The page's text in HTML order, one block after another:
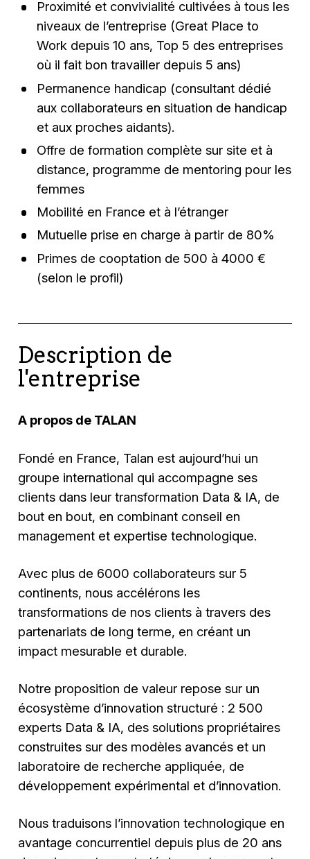
Proximité et convivialité cultivées à tous les
niveaux de l’entreprise (Great Place to
Work depuis 10 ans, Top 5 des entreprises
où il fait bon travailler depuis 5 ans)
Permanence handicap (consultant dédié
aux collaborateurs en situation de handicap
et aux proches aidants).
Offre de formation complète sur site et à
distance, programme de mentoring pour les
femmes
Mobilité en France et à l’étranger
Mutuelle prise en charge à partir de 80%
Primes de cooptation de 500 à 4000 €
(selon le profil)
Description de
l'entreprise
A propos de TALAN
Fondé en France, Talan est aujourd’hui un
groupe international qui accompagne ses
clients dans leur transformation Data & IA, de
bout en bout, en combinant conseil en
management et expertise technologique.
Avec plus de 6000 collaborateurs sur 5
continents, nous accélérons les
transformations de nos clients à travers des
partenariats de long terme, en créant un
impact mesurable et durable.
Notre proposition de valeur repose sur un
écosystème d’innovation structuré : 2 500
experts Data & IA, des solutions propriétaires
construites sur des modèles avancés et un
laboratoire de recherche appliquée, de
développement expérimental et d’innovation.
Nous traduisons l’innovation technologique en
avantage concurrentiel depuis plus de 20 ans